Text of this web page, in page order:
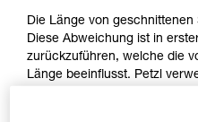
aufmerksam durch,
ziehen. Um diese
verstehen zu
der
Die Länge von
Diese Abweichung ist in
zurückzuführen, welche die
Länge beeinflusst. Petzl